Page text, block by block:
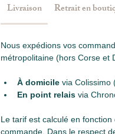
Livraison Retrait en
Nous expédions vos
métropolitaine (hors Corse et
À domicile via Colissimo
En point relais via
Le tarif est calculé en
commande. Dans le respect